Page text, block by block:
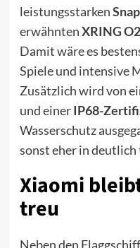
leistungsstarken
erwähntenXRING O2
Damit wäre es
Spiele und intensive
Zusätzlich wird von
und einerIP68-
Wasserschutz
sonst eher in
Xiaomi
treu
Neben den